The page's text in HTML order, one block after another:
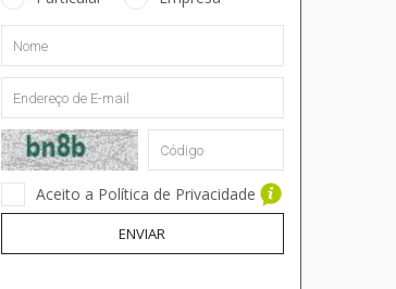
Aceito a Política de Privacidade
ENVIAR